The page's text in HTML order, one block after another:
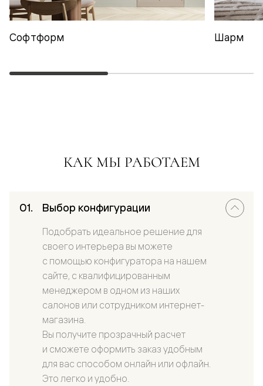
Софтформ Шарм
КАК МЫ РАБОТАЕМ
Выбор конфигурации
Подобрать идеальное решение для
своего интерьера вы можете
с помощью конфигуратора на нашем
сайте, с квалифицированным
менеджером в одном из наших
салонов или сотрудником интернет-
магазина.
Вы получите прозрачный расчет
и сможете оформить заказ удобным
для вас способом онлайн или офлайн.
Это легко и удобно.